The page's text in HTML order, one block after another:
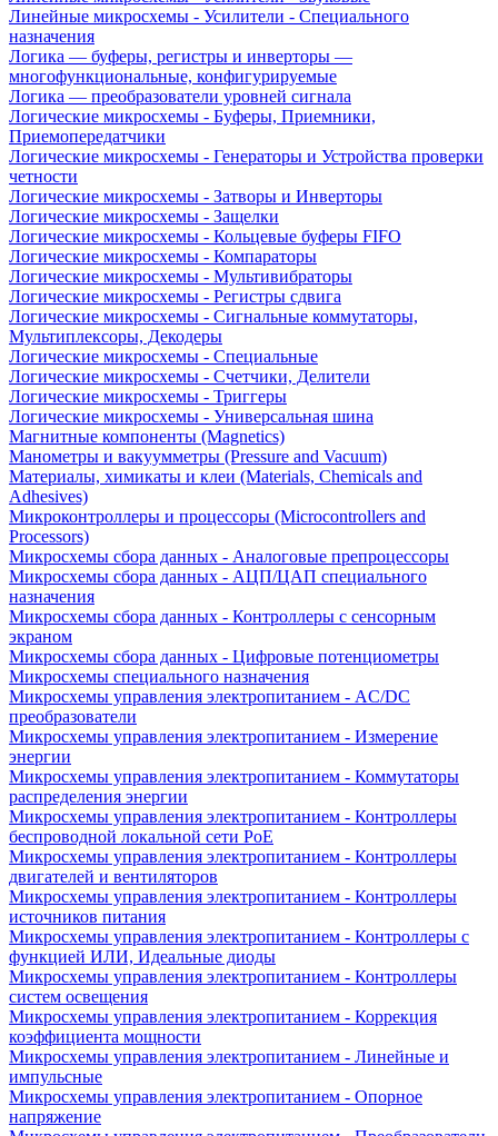
Линейные микросхемы - Усилители - Специального
назначения
Логика — буферы, регистры и инверторы —
многофункциональные, конфигурируемые
Логика — преобразователи уровней сигнала
Логические микросхемы - Буферы, Приемники,
Приемопередатчики
Логические микросхемы - Генераторы и Устройства проверки
четности
Логические микросхемы - Затворы и Инверторы
Логические микросхемы - Защелки
Логические микросхемы - Кольцевые буферы FIFO
Логические микросхемы - Компараторы
Логические микросхемы - Мультивибраторы
Логические микросхемы - Регистры сдвига
Логические микросхемы - Сигнальные коммутаторы,
Мультиплексоры, Декодеры
Логические микросхемы - Специальные
Логические микросхемы - Счетчики, Делители
Логические микросхемы - Триггеры
Логические микросхемы - Универсальная шина
Магнитные компоненты (Magnetics)
Манометры и вакуумметры (Pressure and Vacuum)
Материалы, химикаты и клеи (Materials, Chemicals and
Adhesives)
Микроконтроллеры и процессоры (Microcontrollers and
Processors)
Микросхемы сбора данных - Аналоговые препроцессоры
Микросхемы сбора данных - АЦП/ЦАП специального
назначения
Микросхемы сбора данных - Контроллеры с сенсорным
экраном
Микросхемы сбора данных - Цифровые потенциометры
Микросхемы специального назначения
Микросхемы управления электропитанием - AC/DC
преобразователи
Микросхемы управления электропитанием - Измерение
энергии
Микросхемы управления электропитанием - Коммутаторы
распределения энергии
Микросхемы управления электропитанием - Контроллеры
беспроводной локальной сети PoE
Микросхемы управления электропитанием - Контроллеры
двигателей и вентиляторов
Микросхемы управления электропитанием - Контроллеры
источников питания
Микросхемы управления электропитанием - Контроллеры с
функцией ИЛИ, Идеальные диоды
Микросхемы управления электропитанием - Контроллеры
систем освещения
Микросхемы управления электропитанием - Коррекция
коэффициента мощности
Микросхемы управления электропитанием - Линейные и
импульсные
Микросхемы управления электропитанием - Опорное
напряжение